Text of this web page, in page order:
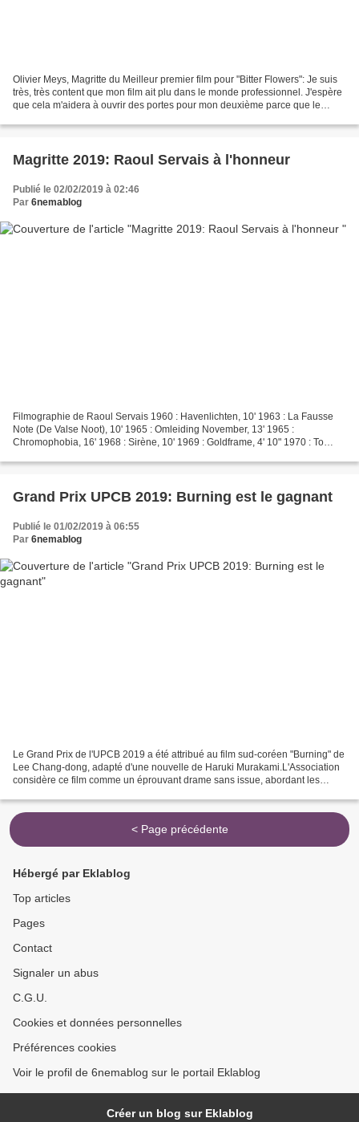
Olivier Meys, Magritte du Meilleur premier film pour "Bitter Flowers": Je suis
très, très content que mon film ait plu dans le monde professionnel. J'espère
que cela m'aidera à ouvrir des portes pour mon deuxième parce que le
Magritte 2019: Raoul Servais à l'honneur
Publié le 02/02/2019 à 02:46
Par 6nemablog
Filmographie de Raoul Servais 1960 : Havenlichten, 10' 1963 : La Fausse
Note (De Valse Noot), 10' 1965 : Omleiding November, 13' 1965 :
Chromophobia, 16' 1968 : Sirène, 10' 1969 : Goldframe, 4' 10" 1970 : To
Grand Prix UPCB 2019: Burning est le gagnant
Publié le 01/02/2019 à 06:55
Par 6nemablog
Le Grand Prix de l'UPCB 2019 a été attribué au film sud-coréen "Burning" de
Lee Chang-dong, adapté d'une nouvelle de Haruki Murakami.L'Association
considère ce film comme un éprouvant drame sans issue, abordant les
< Page précédente
Hébergé par Eklablog
Top articles
Pages
Contact
Signaler un abus
C.G.U.
Cookies et données personnelles
Préférences cookies
Voir le profil de 6nemablog sur le portail Eklablog
Créer un blog sur Eklablog